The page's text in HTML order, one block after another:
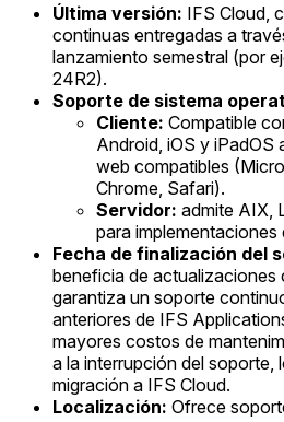
Última versión: IFS Cloud,
continuas entregadas a
lanzamiento semestral (por
24R2).
Soporte de sistema
Cliente: Compatible
Android, iOS y iPadOS
web compatibles
Chrome, Safari).
Servidor: admite AIX,
para implementaciones
Fecha de finalización del
beneficia de actualizaciones
garantiza un soporte
anteriores de IFS
mayores costos de
a la interrupción del soporte,
migración a IFS Cloud.
Localización: Ofrece